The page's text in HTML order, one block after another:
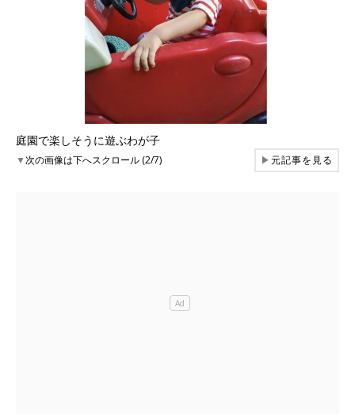
庭園で楽しそうに遊ぶわが子
▼次の画像は下へスクロール (2/7) ▶元記事を見る